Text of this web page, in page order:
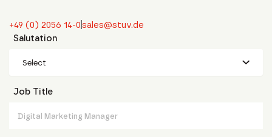
+49 (0) 2056 14-0sales@stuv.de
Salutation
Select
Job Title